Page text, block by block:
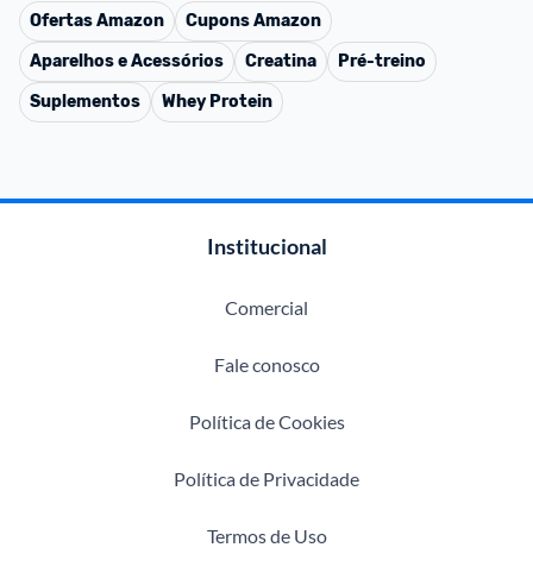
OfertasAmazon CuponsAmazon
Aparelhos e Acessórios
Creatina
Pré-treino
Suplementos
Whey Protein
Institucional
Comercial
Fale conosco
Política de Cookies
Política de Privacidade
Termos de Uso